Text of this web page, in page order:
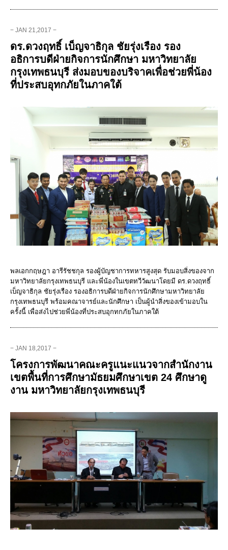
− JAN 21,2017 −
ดร.ดวงฤทธิ์ เบ็ญจาธิกุล ชัยรุ่งเรือง รอง
อธิการบดีฝ่ายกิจการนักศึกษา มหาวิทยาลัย
กรุงเทพธนบุรี ส่งมอบของบริจาคเพื่อช่วยพี่น้อง
ที่ประสบอุทกภัยในภาคใต้
พลเอกกฤษฎา อารีรัชชกุล รองผู้บัญชาการทหารสูงสุด รับมอบสิ่งของจาก
มหาวิทยาลัยกรุงเทพธนบุรี และพี่น้องในเขตทวีวัฒนาโดยมี ดร.ดวงฤทธิ์
เบ็ญจาธิกุล ชัยรุ่งเรือง รองอธิการบดีฝ่ายกิจการนักศึกษามหาวิทยาลัย
กรุงเทพธนบุรี พร้อมคณาจารย์และนักศึกษา เป็นผู้นำสิ่งของเข้ามอบใน
ครั้งนี้ เพื่อส่งไปช่วยพี่น้องที่ประสบอุกทกภัยในภาคใต้
− JAN 18,2017 −
โครงการพัฒนาคณะครูแนะแนวจากสำนักงาน
เขตพื้นที่การศึกษามัธยมศึกษาเขต 24 ศึกษาดู
งาน มหาวิทยาลัยกรุงเทพธนบุรี